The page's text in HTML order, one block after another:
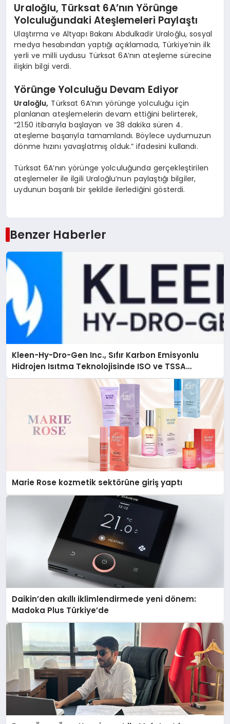
Uraloğlu, Türksat 6A’nın Yörünge
Yolculuğundaki Ateşlemeleri Paylaştı
Ulaştırma ve Altyapı Bakanı Abdulkadir Uraloğlu, sosyal
medya hesabından yaptığı açıklamada, Türkiye’nin ilk
yerli ve milli uydusu Türksat 6A’nın ateşleme sürecine
ilişkin bilgi verdi.
Yörünge Yolculuğu Devam Ediyor
Uraloğlu, Türksat 6A’nın yörünge yolculuğu için
planlanan ateşlemelerin devam ettiğini belirterek,
“21.50 itibarıyla başlayan ve 38 dakika süren 4.
ateşleme başarıyla tamamlandı. Böylece uydumuzun
dönme hızını yavaşlatmış olduk.” ifadesini kullandı.
Türksat 6A’nın yörünge yolculuğunda gerçekleştirilen
ateşlemeler ile ilgili Uraloğlu’nun paylaştığı bilgiler,
uydunun başarılı bir şekilde ilerlediğini gösterdi.
Benzer Haberler
Kleen-Hy-Dro-Gen Inc., Sıfır Karbon Emisyonlu
Hidrojen Isıtma Teknolojisinde ISO ve TSSA
Düzenleyici Onaylarını Aldı
Marie Rose kozmetik sektörüne giriş yaptı
Daikin’den akıllı iklimlendirmede yeni dönem:
Madoka Plus Türkiye’de